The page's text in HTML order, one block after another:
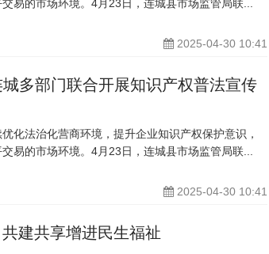
易的市场环境。4月23日，连城县市场监管局联...
2025-04-30 10:41
多部门联合开展知识产权普法宣传
化法治化营商环境，提升企业知识产权保护意识，
易的市场环境。4月23日，连城县市场监管局联...
2025-04-30 10:41
建共享增进民生福祉